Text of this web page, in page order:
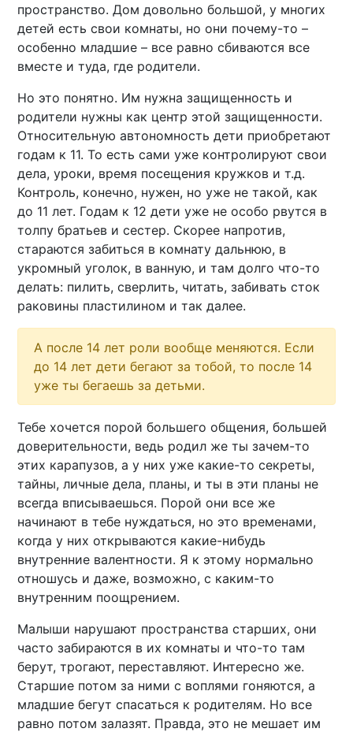
пространство. Дом довольно большой, у многих
детей есть свои комнаты, но они почему-то –
особенно младшие – все равно сбиваются все
вместе и туда, где родители.
Но это понятно. Им нужна защищенность и
родители нужны как центр этой защищенности.
Относительную автономность дети приобретают
годам к 11. То есть сами уже контролируют свои
дела, уроки, время посещения кружков и т.д.
Контроль, конечно, нужен, но уже не такой, как
до 11 лет. Годам к 12 дети уже не особо рвутся в
толпу братьев и сестер. Скорее напротив,
стараются забиться в комнату дальнюю, в
укромный уголок, в ванную, и там долго что-то
делать: пилить, сверлить, читать, забивать сток
раковины пластилином и так далее.
А после 14 лет роли вообще меняются. Если
до 14 лет дети бегают за тобой, то после 14
уже ты бегаешь за детьми.
Тебе хочется порой большего общения, большей
доверительности, ведь родил же ты зачем-то
этих карапузов, а у них уже какие-то секреты,
тайны, личные дела, планы, и ты в эти планы не
всегда вписываешься. Порой они все же
начинают в тебе нуждаться, но это временами,
когда у них открываются какие-нибудь
внутренние валентности. Я к этому нормально
отношусь и даже, возможно, с каким-то
внутренним поощрением.
Малыши нарушают пространства старших, они
часто забираются в их комнаты и что-то там
берут, трогают, переставляют. Интересно же.
Старшие потом за ними с воплями гоняются, а
младшие бегут спасаться к родителям. Но все
равно потом залазят. Правда, это не мешает им